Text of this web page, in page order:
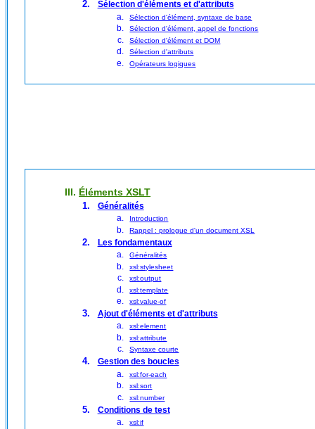
Sélection d'éléments et d'attributs
Sélection d'élément, syntaxe de base
Sélection d'élément, appel de fonctions
Sélection d'élément et DOM
Sélection d'attributs
Opérateurs logiques
III. Éléments XSLT
Généralités
Introduction
Rappel : prologue d'un document XSL
Les fondamentaux
Généralités
xsl:stylesheet
xsl:output
xsl:template
xsl:value-of
Ajout d'éléments et d'attributs
xsl:element
xsl:attribute
Syntaxe courte
Gestion des boucles
xsl:for-each
xsl:sort
xsl:number
Conditions de test
xsl:if